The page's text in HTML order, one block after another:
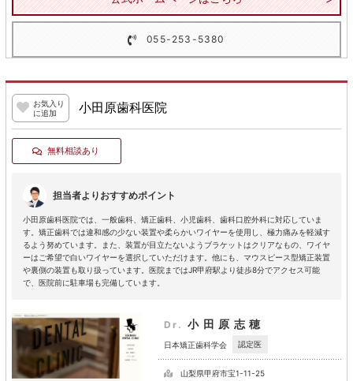
055-253-5380
お気入り
に追加
小田原歯科医院
無料相談あり
担当者よりおすすめポイント
小田原歯科医院では、一般歯科、矯正歯科、小児歯科、歯科口腔外科に対応していま
す。矯正歯科では違和感の少ない装置や柔らかいワイヤーを使用し、極力痛みを軽減す
るよう努めています。また、装置が目立たないようブラケットはクリアなもの、ワイヤ
ーはご希望で白いワイヤーを選択していただけます。他にも、マウスピース型矯正装置
や裏側の装置も取り扱っています。医院まではJR甲府駅より徒歩8分でアクセス可能
で、医院前に駐車場も完備しています。
Dr. 小田原志穂
日本矯正歯科学会 認定医
山梨県甲府市宝1-11-25